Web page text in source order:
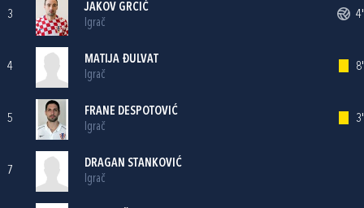
3
JAKOV GRCIĆ
Igrač
4'
4
MATIJA ĐULVAT
Igrač
8'
5
FRANE DESPOTOVIĆ
Igrač
3'
7
DRAGAN STANKOVIĆ
Igrač